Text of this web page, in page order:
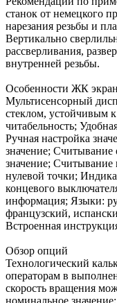
станок от немецкого
нарезания резьбы и
Вертикально
рассверливания,
внутренней резьбы.
Особенности ЖК
Мультисенсорный
стеклом, устойчивым
читабельность;
Ручная настройка
значение; Считывание
значение; Считывание
нулевой точки;
концевого
информация; Языки:
французский,
Встроенная
Обзор опций
Технологический
операторам в
скорость вращения
номинальное